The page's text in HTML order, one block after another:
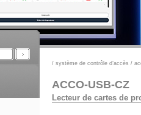
/ système de contrôle d’accès /
ACCO-USB-CZ
Lecteur de cartes de